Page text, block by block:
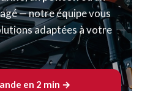
— notre équipe vous
adaptées à votre
en 2 min →